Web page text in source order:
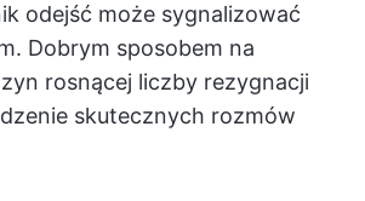
odejść może sygnalizować
Dobrym sposobem na
rosnącej liczby rezygnacji
skutecznych rozmów